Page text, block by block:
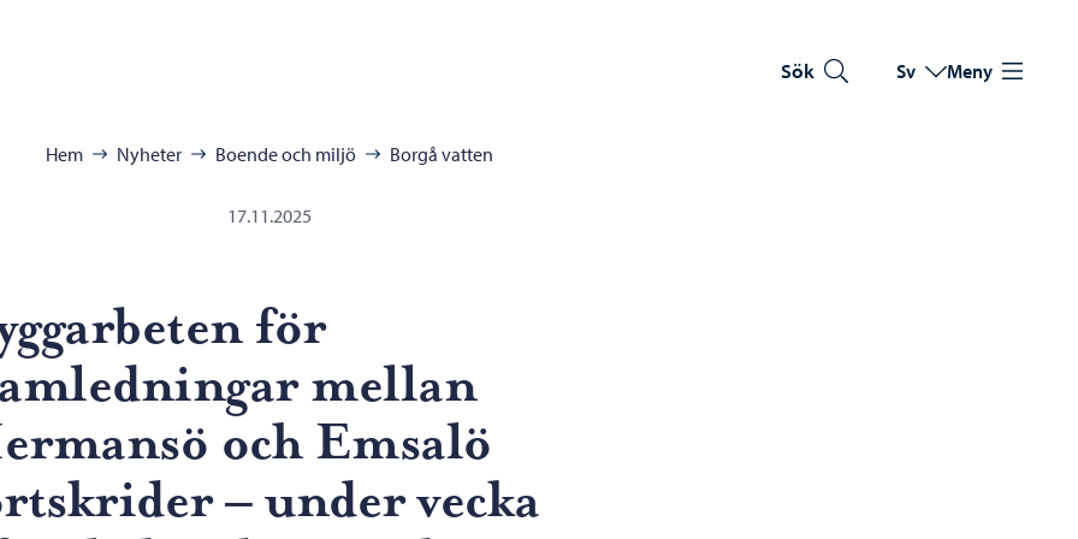
Sök Byt språk
Nuvarande språk:
Sv Meny
Hem Nyheter Boende och miljö Borgå vatten
17.11.2025
för
mellan
och Emsalö
– under vecka